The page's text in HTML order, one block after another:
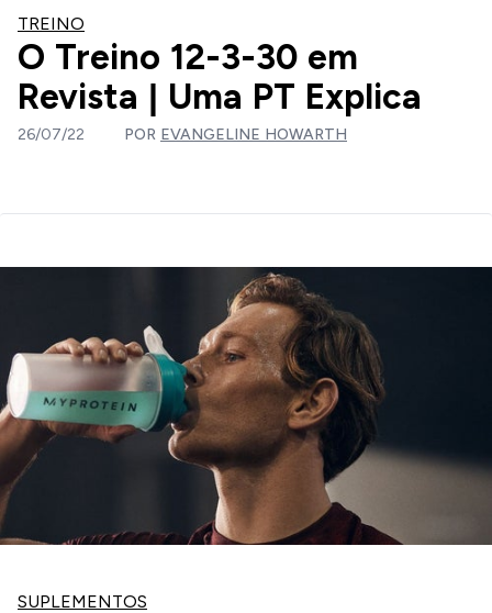
TREINO
O Treino 12-3-30 em
Revista | Uma PT Explica
26/07/22 POR EVANGELINE HOWARTH
SUPLEMENTOS